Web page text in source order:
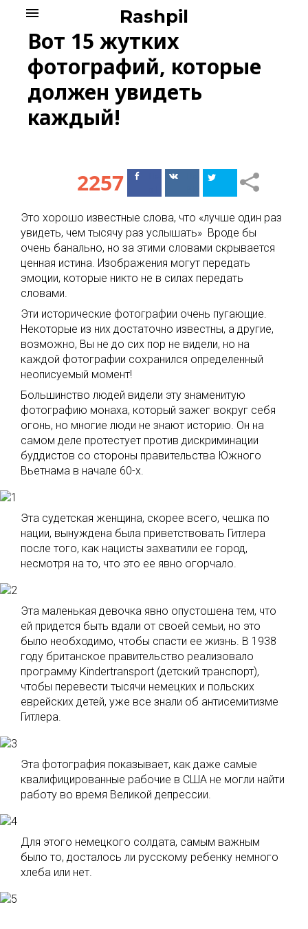
content
Rashpil
menu
Вот 15 жутких
фотографий, которые
должен увидеть
каждый!
2257
ПоделитьсяПоделиться
Это хорошо известные слова, что «лучше один раз
увидеть, чем тысячу раз услышать» Вроде бы
очень банально, но за этими словами скрывается
ценная истина. Изображения могут передать
эмоции, которые никто не в силах передать
словами.
Эти исторические фотографии очень пугающие.
Некоторые из них достаточно известны, а другие,
возможно, Вы не до сих пор не видели, но на
каждой фотографии сохранился определенный
неописуемый момент!
Большинство людей видели эту знаменитую
фотографию монаха, который зажег вокруг себя
огонь, но многие люди не знают историю. Он на
самом деле протестует против дискриминации
буддистов со стороны правительства Южного
Вьетнама в начале 60-х.
Эта судетская женщина, скорее всего, чешка по
нации, вынуждена была приветствовать Гитлера
после того, как нацисты захватили ее город,
несмотря на то, что это ее явно огорчало.
Эта маленькая девочка явно опустошена тем, что
ей придется быть вдали от своей семьи, но это
было необходимо, чтобы спасти ее жизнь. В 1938
году британское правительство реализовало
программу Kindertransport (детский транспорт),
чтобы перевести тысячи немецких и польских
еврейских детей, уже все знали об антисемитизме
Гитлера.
Эта фотография показывает, как даже самые
квалифицированные рабочие в США не могли найти
работу во время Великой депрессии.
Для этого немецкого солдата, самым важным
было то, досталось ли русскому ребенку немного
хлеба или нет.